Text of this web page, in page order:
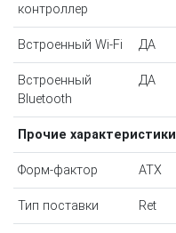
контроллер
Встроенный Wi-Fi ДА
Встроенный
Bluetooth
ДА
Прочие характеристики
Форм-фактор ATX
Тип поставки Ret